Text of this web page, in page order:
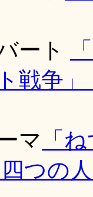
ート
戦争」
マ 「 ね
四つの